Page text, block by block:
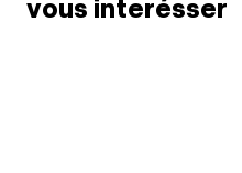
vous interésser